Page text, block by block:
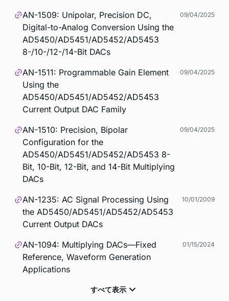
AN-1509: Unipolar, Precision DC,
Digital-to-Analog Conversion Using the
AD5450/AD5451/AD5452/AD5453
8-/10-/12-/14-Bit DACs
09/04/2025
AN-1511: Programmable Gain Element
Using the
AD5450/AD5451/AD5452/AD5453
Current Output DAC Family
09/04/2025
AN-1510: Precision, Bipolar
Configuration for the
AD5450/AD5451/AD5452/AD5453 8-
Bit, 10-Bit, 12-Bit, and 14-Bit Multiplying
DACs
09/04/2025
AN-1235: AC Signal Processing Using
the AD5450/AD5451/AD5452/AD5453
Current Output DACs
10/01/2009
AN-1094: Multiplying DACs—Fixed
Reference, Waveform Generation
Applications
01/15/2024